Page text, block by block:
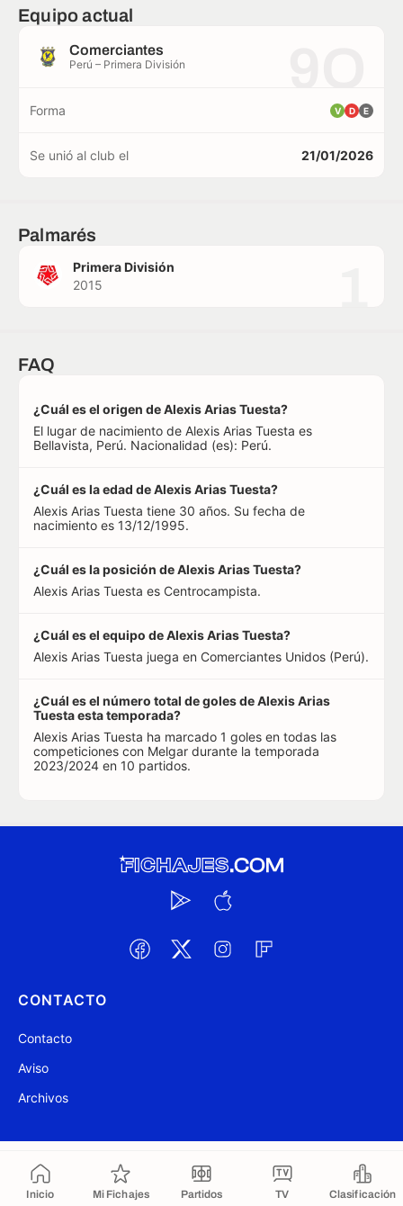
Inicio Mi Fichajes Partidos TV Clasificación
Equipo actual
Comerciantes
Perú – Primera División
Forma V D E
Se unió al club el 21/01/2026
Palmarés
Primera División
2015
FAQ
¿Cuál es el origen de Alexis Arias Tuesta?
El lugar de nacimiento de Alexis Arias Tuesta es
Bellavista, Perú. Nacionalidad (es): Perú.
¿Cuál es la edad de Alexis Arias Tuesta?
Alexis Arias Tuesta tiene 30 años. Su fecha de
nacimiento es 13/12/1995.
¿Cuál es la posición de Alexis Arias Tuesta?
Alexis Arias Tuesta es Centrocampista.
¿Cuál es el equipo de Alexis Arias Tuesta?
Alexis Arias Tuesta juega en Comerciantes Unidos (Perú).
¿Cuál es el número total de goles de Alexis Arias
Tuesta esta temporada?
Alexis Arias Tuesta ha marcado 1 goles en todas las
competiciones con Melgar durante la temporada
2023/2024 en 10 partidos.
CONTACTO
Contacto
Aviso
Archivos
Copiado al portapapeles